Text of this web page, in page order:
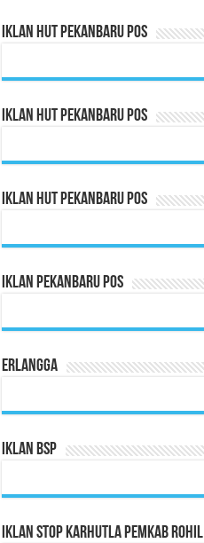
Iklan HUT Pekanbaru Pos
Iklan HUT Pekanbaru Pos
Iklan HUT Pekanbaru Pos
Iklan Pekanbaru Pos
Erlangga
Iklan BSP
Iklan Stop Karhutla Pemkab Rohil